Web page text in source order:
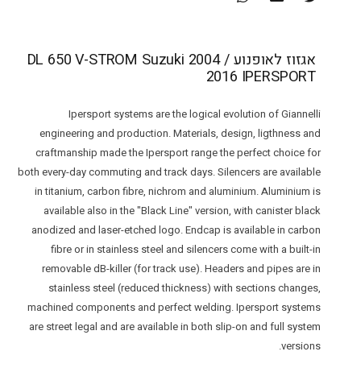
אגזוז לאופנוע DL 650 V-STROM Suzuki 2004 /
2016 IPERSPORT
Ipersport systems are the logical evolution of Giannelli
engineering and production. Materials, design, ligthness and
craftmanship made the Ipersport range the perfect choice for
both every-day commuting and track days. Silencers are available
in titanium, carbon fibre, nichrom and aluminium. Aluminium is
available also in the "Black Line" version, with canister black
anodized and laser-etched logo. Endcap is available in carbon
fibre or in stainless steel and silencers come with a built-in
removable dB-killer (for track use). Headers and pipes are in
stainless steel (reduced thickness) with sections changes,
machined components and perfect welding. Ipersport systems
are street legal and are available in both slip-on and full system
versions.